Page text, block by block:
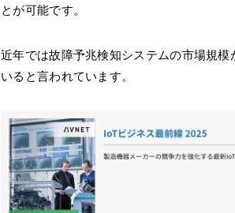
とが可能です。
近年では故障予兆検知システムの市場規
いると言われています。